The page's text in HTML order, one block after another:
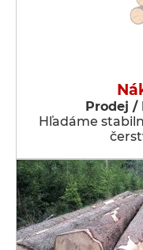
Prodej /
Hľadáme